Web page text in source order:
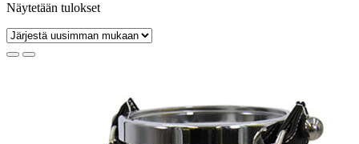
Näytetään tulokset